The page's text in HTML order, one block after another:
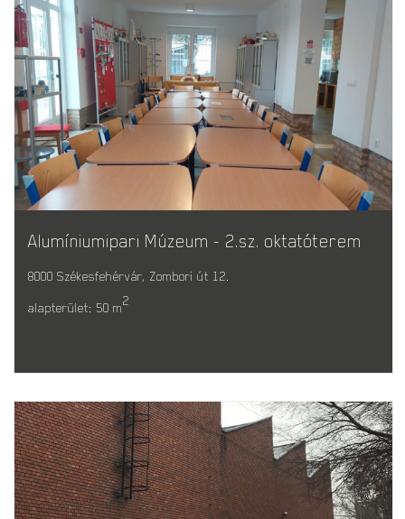
Alumíniumipari Múzeum - 2.sz. oktatóterem
8000 Székesfehérvár, Zombori út 12.
alapterület: 50 m2